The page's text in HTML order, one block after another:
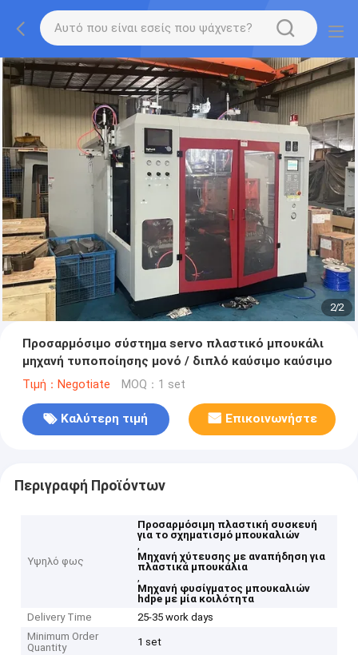
2/2
Προσαρμόσιμο σύστημα servo πλαστικό μπουκάλι
μηχανή τυποποίησης μονό / διπλό καύσιμο καύσιμο
Τιμή：Negotiate MOQ：1 set
Καλύτερη τιμή Επικοινωνήστε
Περιγραφή Προϊόντων
Υψηλό φως
Προσαρμόσιμη πλαστική συσκευή
για το σχηματισμό μπουκαλιών
,
Μηχανή χύτευσης με αναπήδηση για
πλαστικά μπουκάλια
,
Μηχανή φυσίγματος μπουκαλιών
hdpe με μία κοιλότητα
Delivery Time
25-35 work days
Minimum Order
Quantity
1 set